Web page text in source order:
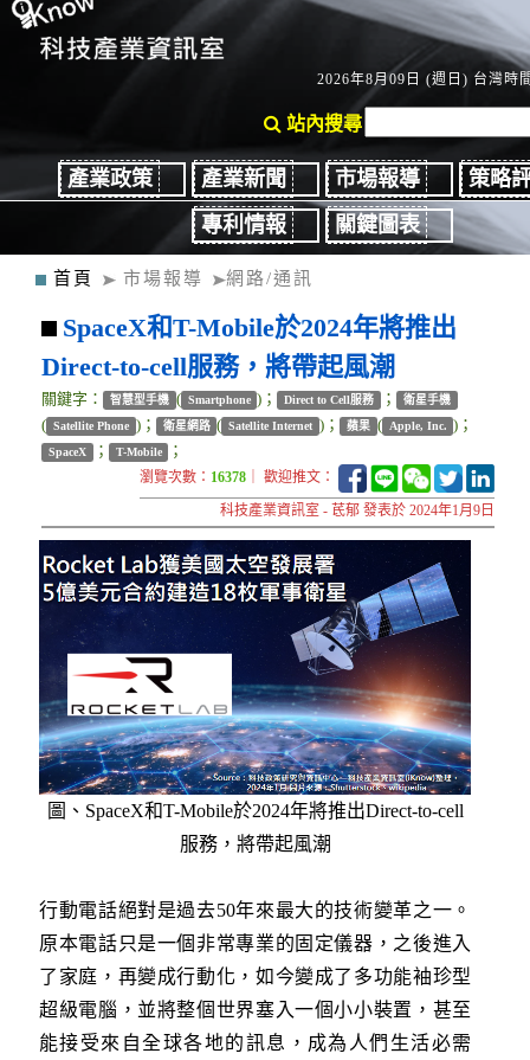
2026年8月09日 (週日) 台灣時
站內搜尋
產業政策 產業新聞 市場報導
策略
專利情報
關鍵圖表
首頁 市場報導 網路/通訊
SpaceX和T-Mobile於2024年將推出
Direct-to-cell服務，將帶起風潮
關鍵字： 智慧型手機 ( Smartphone )； Direct to Cell服務 ； 衛星手機
( Satellite Phone )； 衛星網路 ( Satellite Internet )； 蘋果 ( Apple, Inc. )；
SpaceX ； T-Mobile ；
瀏覽次數： 16378 ｜ 歡迎推文：
科技產業資訊室 - 茋郁 發表於 2024年1月9日
圖、SpaceX和T-Mobile於2024年將推出Direct-to-cell
服務，將帶起風潮
行動電話絕對是過去50年來最大的技術變革之一。
原本電話只是一個非常專業的固定儀器，之後進入
了家庭，再變成行動化，如今變成了多功能袖珍型
超級電腦，並將整個世界塞入一個小小裝置，甚至
能接受來自全球各地的訊息，成為人們生活必需